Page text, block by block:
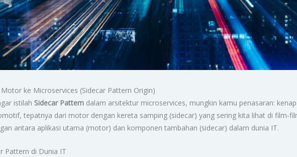
ke Microservices (Sidecar Pattern Origin)
istilah Sidecar Pattern dalam arsitektur microservices, mungkin kamu penasaran:
tepatnya dari motor dengan kereta samping (sidecar) yang sering kita lihat di film-
antara aplikasi utama (motor) dan komponen tambahan (sidecar) dalam dunia IT.
Pattern di Dunia IT